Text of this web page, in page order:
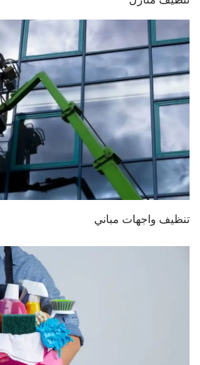
تنظيف واجهات مباني